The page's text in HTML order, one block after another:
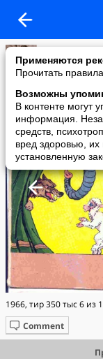
Применяются
Прочитать
Возможны
В контенте могут
информация.
средств,
вред здоровью,
установленную
Natta
added a photo
02 Jan в 12:46
1966, тир 350 тыс 6 из
Comment